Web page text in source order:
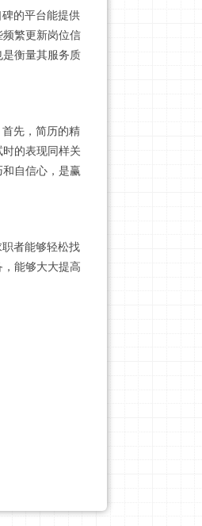
的平台能提供
繁更新岗位信
衡量其服务质
先，简历的精
的表现同样关
自信心，是赢
者能够轻松找
能够大大提高